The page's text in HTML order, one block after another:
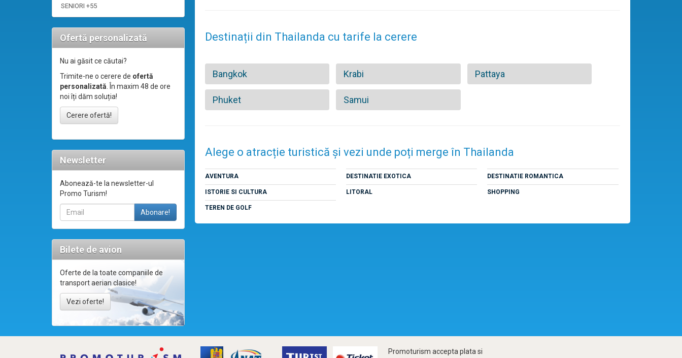
SENIORI +55
Ofertă personalizată
Nu ai găsit ce căutai?
Trimite-ne o cerere de ofertă
personalizată. În maxim 48 de ore
noi îți dăm soluția!
Cerere ofertă!
Newsletter
Abonează-te la newsletter-ul
Promo Turism!
Bilete de avion
Oferte de la toate companiile de
transport aerian clasice!
Vezi oferte!
Destinații din Thailanda cu tarife la cerere
Bangkok Krabi Pattaya
Phuket Samui
Alege o atracție turistică și vezi unde poți merge în Thailanda
AVENTURA DESTINATIE EXOTICA DESTINATIE ROMANTICA
ISTORIE SI CULTURA LITORAL SHOPPING
TEREN DE GOLF
Promoturism accepta plata si